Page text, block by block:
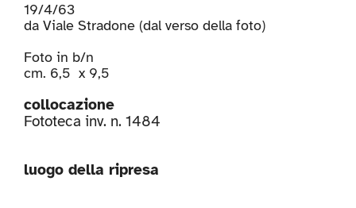
19/4/63
da Viale Stradone (dal verso della foto)
Foto in b/n
cm. 6,5 x 9,5
collocazione
Fototeca inv. n. 1484
luogo della ripresa